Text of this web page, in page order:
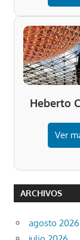
Heberto
Ver
ARCHIVOS
agosto 2026